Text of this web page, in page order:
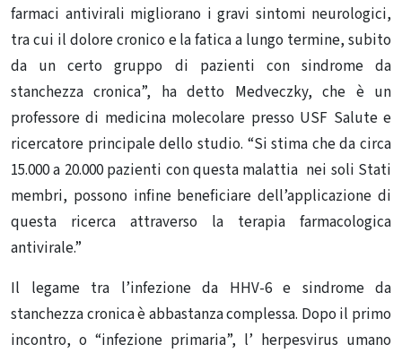
farmaci antivirali migliorano i gravi sintomi neurologici,
tra cui il dolore cronico e la fatica a lungo termine, subito
da un certo gruppo di pazienti con sindrome da
stanchezza cronica”, ha detto Medveczky, che è un
professore di medicina molecolare presso USF Salute e
ricercatore principale dello studio. “Si stima che da circa
15.000 a 20.000 pazienti con questa malattia nei soli Stati
membri, possono infine beneficiare dell’applicazione di
questa ricerca attraverso la terapia farmacologica
antivirale.”
Il legame tra l’infezione da HHV-6 e sindrome da
stanchezza cronica è abbastanza complessa. Dopo il primo
incontro, o “infezione primaria”, l’ herpesvirus umano